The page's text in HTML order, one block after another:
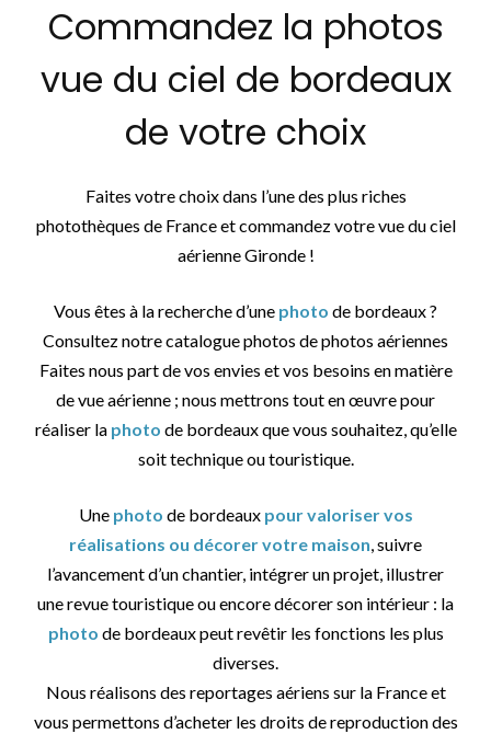
Commandez la photos
vue du ciel de bordeaux
de votre choix
Faites votre choix dans l’une des plus riches
photothèques de France et commandez votre vue du ciel
aérienne Gironde !
Vous êtes à la recherche d’une photo de bordeaux ?
Consultez notre catalogue photos de photos aériennes
Faites nous part de vos envies et vos besoins en matière
de vue aérienne ; nous mettrons tout en œuvre pour
réaliser la photo de bordeaux que vous souhaitez, qu’elle
soit technique ou touristique.
Une photo de bordeaux pour valoriser vos
réalisations ou décorer votre maison , suivre
l’avancement d’un chantier, intégrer un projet, illustrer
une revue touristique ou encore décorer son intérieur : la
photo de bordeaux peut revêtir les fonctions les plus
diverses.
Nous réalisons des reportages aériens sur la France et
vous permettons d’acheter les droits de reproduction des